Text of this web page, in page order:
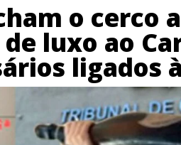
o cerco
luxo ao
ligados